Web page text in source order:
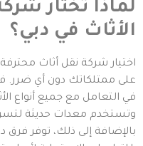
لماذا تختار
الأثاث في دبي؟
اختيار شركة نقل أثاث
على ممتلكاتك دون أي ضرر.
في التعامل مع جميع أنواع
وتستخدم معدات حديثة
بالإضافة إلى ذلك، توفر